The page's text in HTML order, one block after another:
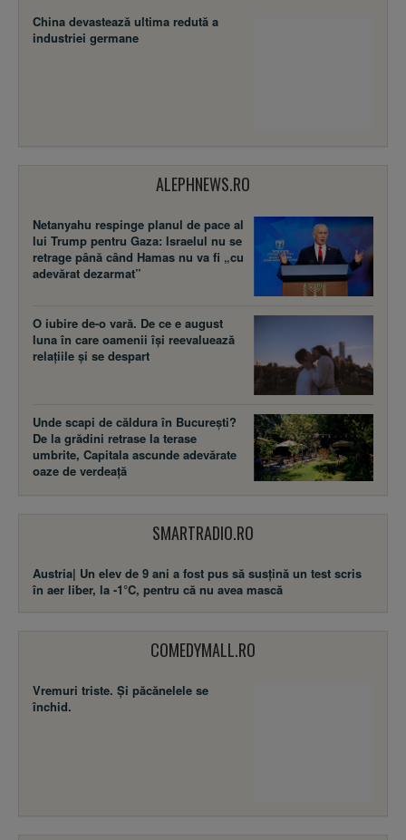
China devastează ultima redută a
industriei germane
ALEPHNEWS.RO
Netanyahu respinge planul de pace al
lui Trump pentru Gaza: Israelul nu se
retrage până când Hamas nu va fi „cu
adevărat dezarmat”
O iubire de-o vară. De ce e august
luna în care oamenii își reevaluează
relațiile și se despart
Unde scapi de căldura în București?
De la grădini retrase la terase
umbrite, Capitala ascunde adevărate
oaze de verdeață
SMARTRADIO.RO
Austria| Un elev de 9 ani a fost pus să susţină un test scris
în aer liber, la -1°C, pentru că nu avea mască
COMEDYMALL.RO
Vremuri triste. Şi păcănelele se
închid.